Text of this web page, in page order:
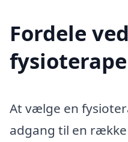
Fordele
At vælge en
adgang til en